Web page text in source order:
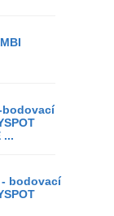
bodovací
...
bodovací